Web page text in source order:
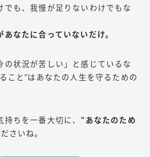
でも、我慢が足りないわけでもな
あなたに合っていないだけ。
の状況が苦しい」と感じているな
こと”はあなたの人生を守るための
持ちを一番大切に、 ”あなたのため
さいね。